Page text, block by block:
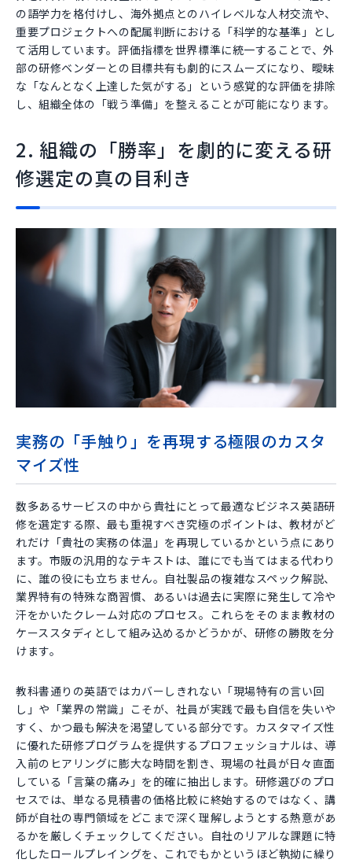
の語学力を格付けし、海外拠点とのハイレベルな人材交流や、
重要プロジェクトへの配属判断における「科学的な基準」とし
て活用しています。評価指標を世界標準に統一することで、外
部の研修ベンダーとの目標共有も劇的にスムーズになり、曖昧
な「なんとなく上達した気がする」という感覚的な評価を排除
し、組織全体の「戦う準備」を整えることが可能になります。
2. 組織の「勝率」を劇的に変える研
修選定の真の目利き
実務の「手触り」を再現する極限のカスタ
マイズ性
数多あるサービスの中から貴社にとって最適なビジネス英語研
修を選定する際、最も重視すべき究極のポイントは、教材がど
れだけ「貴社の実務の体温」を再現しているかという点にあり
ます。市販の汎用的なテキストは、誰にでも当てはまる代わり
に、誰の役にも立ちません。自社製品の複雑なスペック解説、
業界特有の特殊な商習慣、あるいは過去に実際に発生して冷や
汗をかいたクレーム対応のプロセス。これらをそのまま教材の
ケーススタディとして組み込めるかどうかが、研修の勝敗を分
けます。
教科書通りの英語ではカバーしきれない「現場特有の言い回
し」や「業界の常識」こそが、社員が実践で最も自信を失いや
すく、かつ最も解決を渇望している部分です。カスタマイズ性
に優れた研修プログラムを提供するプロフェッショナルは、導
入前のヒアリングに膨大な時間を割き、現場の社員が日々直面
している「言葉の痛み」を的確に抽出します。研修選びのプロ
セスでは、単なる見積書の価格比較に終始するのではなく、講
師が自社の専門領域をどこまで深く理解しようとする熱意があ
るかを厳しくチェックしてください。自社のリアルな課題に特
化したロールプレイングを、これでもかというほど執拗に繰り